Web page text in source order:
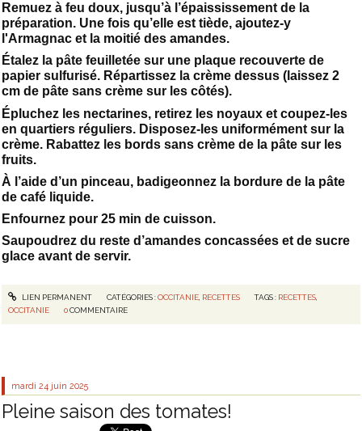
Remuez à feu doux, jusqu’à l’épaississement de la
préparation. Une fois qu’elle est tiède, ajoutez-y
l'Armagnac et la moitié des amandes.
Étalez la pâte feuilletée sur une plaque recouverte de
papier sulfurisé. Répartissez la crème dessus (laissez 2
cm de pâte sans crème sur les côtés).
Épluchez les nectarines, retirez les noyaux et coupez-les
en quartiers réguliers. Disposez-les uniformément sur la
crème. Rabattez les bords sans crème de la pâte sur les
fruits.
À l’aide d’un pinceau, badigeonnez la bordure de la pâte
de café liquide.
Enfournez pour 25 min de cuisson.
Saupoudrez du reste d’amandes concassées et de sucre
glace avant de servir.
LIEN PERMANENT CATÉGORIES :OCCITANIE, RECETTES TAGS : RECETTES,
OCCITANIE
0 COMMENTAIRE
mardi 24 juin 2025
Pleine saison des tomates!